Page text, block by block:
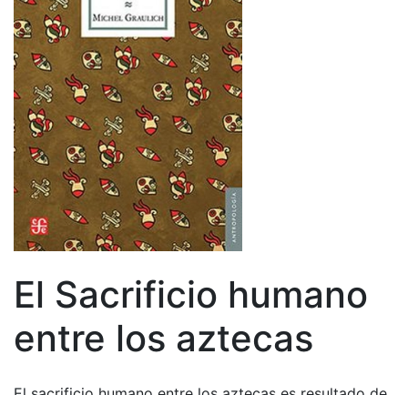
El Sacrificio humano
entre los aztecas